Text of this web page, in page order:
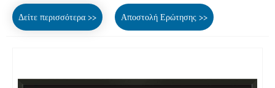
Δείτε περισσότερα >> Αποστολή Ερώτησης >>